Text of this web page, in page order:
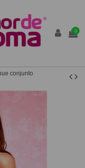
0
conjunto